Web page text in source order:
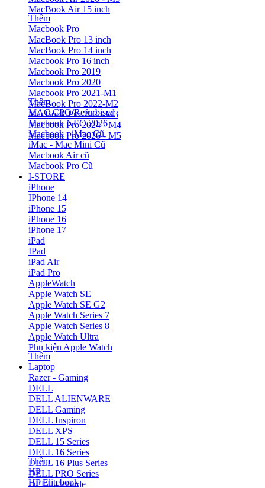
MacBook Air 15 inch
Thêm
Macbook Pro
MacBook Pro 13 inch
MacBook Pro 14 inch
Macbook Pro 16 inch
Macbook Pro 2019
Macbook Pro 2020
Macbook Pro 2021-M1
MacBook Pro 2022-M2
MacBook Pro 2023-M3
Macbook Pro 2024 - M4
Macbook Pro 2026 - M5
Thêm
MAC CPO/Refurbised
Macbook NEO 2026
Macbook - iMac Cũ
iMac - Mac Mini Cũ
Macbook Air cũ
Macbook Pro Cũ
I-STORE
iPhone
IPhone 14
iPhone 15
iPhone 16
iPhone 17
iPad
IPad
iPad Air
iPad Pro
AppleWatch
Apple Watch SE
Apple Watch SE G2
Apple Watch Series 7
Apple Watch Series 8
Apple Watch Ultra
Phụ kiện Apple Watch
Thêm
Laptop
Razer - Gaming
DELL
DELL ALIENWARE
DELL Gaming
DELL Inspiron
DELL XPS
DELL 15 Series
DELL 16 Series
DELL 16 Plus Series
DELL PRO Series
DELL Latitude
Thêm
HP
HP Elitebook